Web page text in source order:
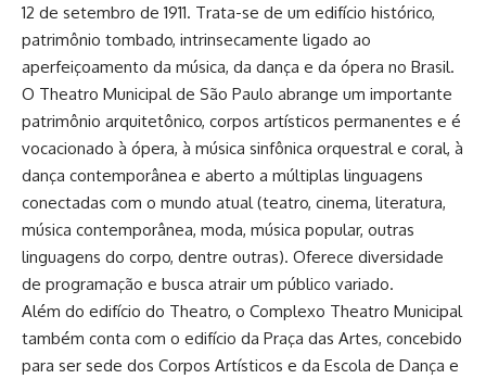
12 de setembro de 1911. Trata-se de um edifício histórico,
patrimônio tombado, intrinsecamente ligado ao
aperfeiçoamento da música, da dança e da ópera no Brasil.
O Theatro Municipal de São Paulo abrange um importante
patrimônio arquitetônico, corpos artísticos permanentes e é
vocacionado à ópera, à música sinfônica orquestral e coral, à
dança contemporânea e aberto a múltiplas linguagens
conectadas com o mundo atual (teatro, cinema, literatura,
música contemporânea, moda, música popular, outras
linguagens do corpo, dentre outras). Oferece diversidade
de programação e busca atrair um público variado.
Além do edifício do Theatro, o Complexo Theatro Municipal
também conta com o edifício da Praça das Artes, concebido
para ser sede dos Corpos Artísticos e da Escola de Dança e